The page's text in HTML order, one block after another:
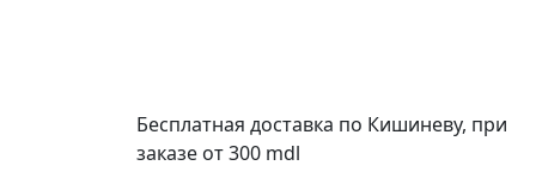
Бесплатная доставка по Кишиневу, при
заказе от 300 mdl